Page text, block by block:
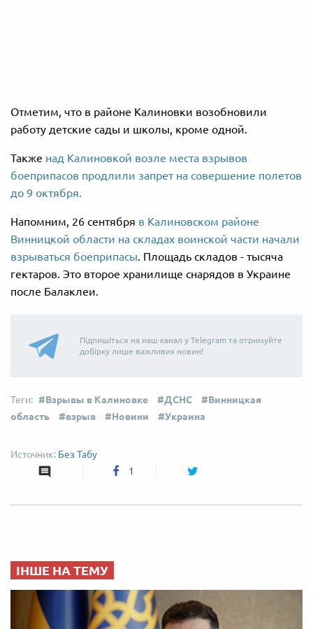
Отметим, что в районе Калиновки возобновили
работу детские сады и школы, кроме одной.
Также над Калиновкой возле места взрывов
боеприпасов продлили запрет на совершение полетов
до 9 октября.
Напомним, 26 сентября в Калиновском районе
Винницкой области на складах воинской части начали
взрываться боеприпасы. Площадь складов - тысяча
гектаров. Это второе хранилище снарядов в Украине
после Балаклеи.
Підпишіться на наш канал у Telegram та отримуйте
добірку лише важливих новин!
Взрывы в Калиновке ДСНС
Винницкая
область
взрыв Новини Украина
Без Табу
1
ІНШЕ НА ТЕМУ